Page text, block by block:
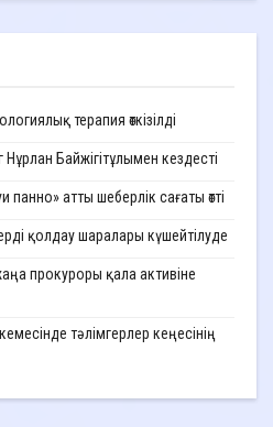
терапия өткізілді
Нұрлан Байжігітұлымен кездесті
атты шеберлік сағаты өтті
қолдау шаралары күшейтілуде
прокуроры қала активіне
тәлімгерлер кеңесінің